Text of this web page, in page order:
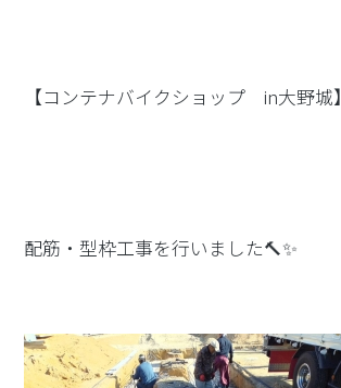
【コンテナバイクショップ in大野城】
配筋・型枠工事を行いました🔨✨